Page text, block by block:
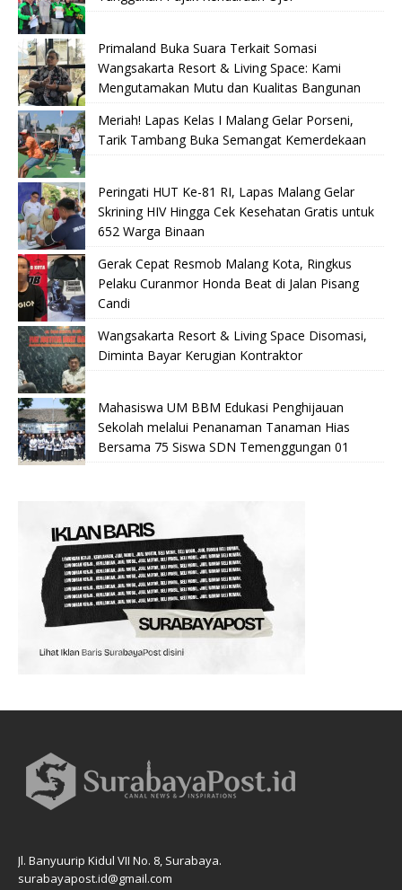
Primaland Buka Suara Terkait Somasi
Wangsakarta Resort & Living Space: Kami
Mengutamakan Mutu dan Kualitas Bangunan
Meriah! Lapas Kelas I Malang Gelar Porseni,
Tarik Tambang Buka Semangat Kemerdekaan
Peringati HUT Ke-81 RI, Lapas Malang Gelar
Skrining HIV Hingga Cek Kesehatan Gratis untuk
652 Warga Binaan
Gerak Cepat Resmob Malang Kota, Ringkus
Pelaku Curanmor Honda Beat di Jalan Pisang
Candi
Wangsakarta Resort & Living Space Disomasi,
Diminta Bayar Kerugian Kontraktor
Mahasiswa UM BBM Edukasi Penghijauan
Sekolah melalui Penanaman Tanaman Hias
Bersama 75 Siswa SDN Temenggungan 01
Jl. Banyuurip Kidul VII No. 8, Surabaya.
surabayapost.id@gmail.com